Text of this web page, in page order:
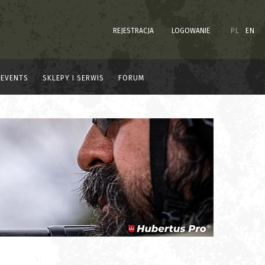
REJESTRACJA LOGOWANIE PL EN
EVENTS SKLEPY I SERWIS FORUM